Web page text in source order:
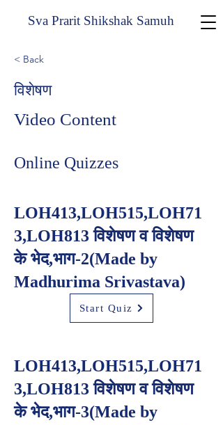
Sva Prarit Shikshak Samuh
< Back
विशेषण
Video Content
Online Quizzes
LOH413,LOH515,LOH71
3,LOH813 विशेषण व विशेषण
के भेद,भाग-2(Made by
Madhurima Srivastava)
Start Quiz
LOH413,LOH515,LOH71
3,LOH813 विशेषण व विशेषण
के भेद,भाग-3(Made by